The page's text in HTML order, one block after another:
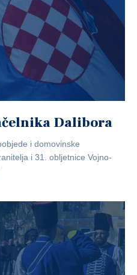
Dalibora
i domovinske
i 31. obljetnice Vojno-